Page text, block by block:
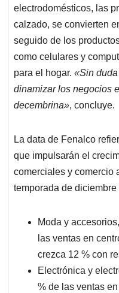
electrodomésticos, las
calzado, se convierten
seguido de los
como celulares y
para el hogar. «Sin
dinamizar los negocios
decembrina», concluye.
La data de Fenalco
que impulsarán el
comerciales y comercio
temporada de diciembre
Moda y
las ventas en
crezca 12 % con
Electrónica y
% de las ventas